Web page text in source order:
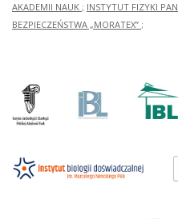
AKADEMII NAUK ; INSTYTUT FIZYKI PAN
BEZPIECZEŃSTWA „MORATEX” ;